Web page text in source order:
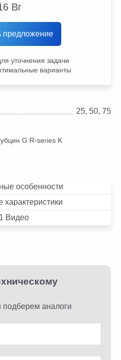
Br
предложение
уточнения задачи
варианты
25, 50, 75
G R-series K
особенности
характеристики
1 Видео
аналоги